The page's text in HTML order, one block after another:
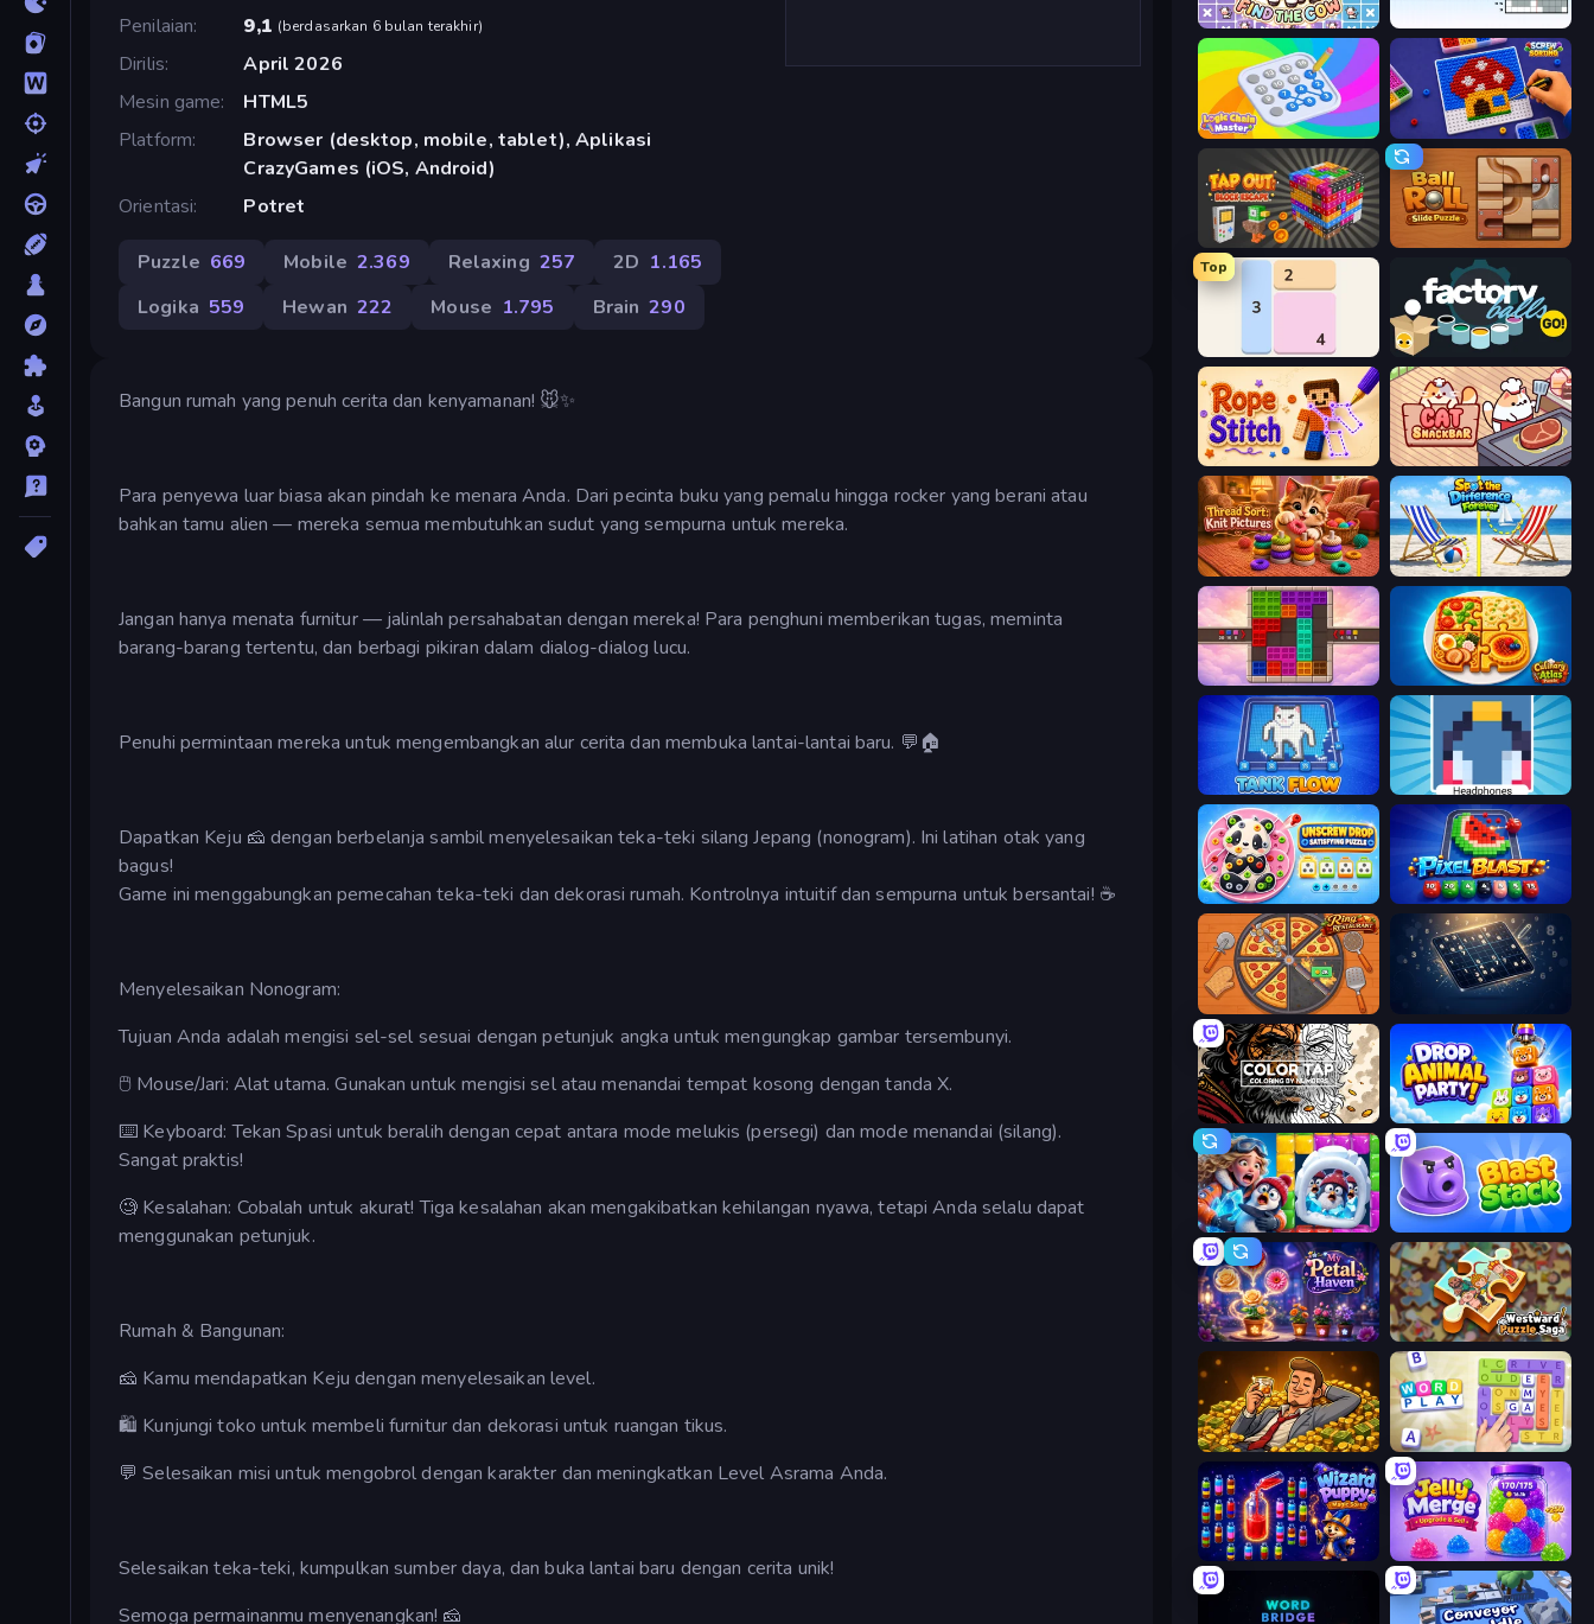
Penilaian
9,1 (berdasarkan 6 bulan terakhir)
Dirilis
April 2026
Mesin game
HTML5
Platform
Browser (desktop, mobile, tablet), Aplikasi
CrazyGames (iOS, Android)
Orientasi
Potret
Puzzle 669 Mobile 2.369 Relaxing 257 2D 1.165
Logika 559 Hewan 222 Mouse 1.795 Brain 290
Bangun rumah yang penuh cerita dan kenyamanan! 🐭✨
Para penyewa luar biasa akan pindah ke menara Anda. Dari pecinta buku yang pemalu hingga rocker yang berani atau
bahkan tamu alien — mereka semua membutuhkan sudut yang sempurna untuk mereka.
Jangan hanya menata furnitur — jalinlah persahabatan dengan mereka! Para penghuni memberikan tugas, meminta
barang-barang tertentu, dan berbagi pikiran dalam dialog-dialog lucu.
Penuhi permintaan mereka untuk mengembangkan alur cerita dan membuka lantai-lantai baru. 💬🏠
Dapatkan Keju 🧀 dengan berbelanja sambil menyelesaikan teka-teki silang Jepang (nonogram). Ini latihan otak yang
bagus!
Game ini menggabungkan pemecahan teka-teki dan dekorasi rumah. Kontrolnya intuitif dan sempurna untuk bersantai! ☕️
Menyelesaikan Nonogram:
Tujuan Anda adalah mengisi sel-sel sesuai dengan petunjuk angka untuk mengungkap gambar tersembunyi.
🖱️ Mouse/Jari: Alat utama. Gunakan untuk mengisi sel atau menandai tempat kosong dengan tanda X.
⌨️ Keyboard: Tekan Spasi untuk beralih dengan cepat antara mode melukis (persegi) dan mode menandai (silang).
Sangat praktis!
🧐 Kesalahan: Cobalah untuk akurat! Tiga kesalahan akan mengakibatkan kehilangan nyawa, tetapi Anda selalu dapat
menggunakan petunjuk.
Rumah & Bangunan:
🧀 Kamu mendapatkan Keju dengan menyelesaikan level.
🛍️ Kunjungi toko untuk membeli furnitur dan dekorasi untuk ruangan tikus.
💬 Selesaikan misi untuk mengobrol dengan karakter dan meningkatkan Level Asrama Anda.
Selesaikan teka-teki, kumpulkan sumber daya, dan buka lantai baru dengan cerita unik!
Semoga permainanmu menyenangkan! 🧀
Find The Cow
Logic Chain Master Screw Sorting
Tap Out: Block Escape
Top
Shikaku Puzzle Factory Balls Go!
Rope Stitch Puzzle Cat Snack Bar
Thread Sort: Knit Pictures Spot the Difference Forever
Color Cube Puzzle Culinary Atlas
TankFlow.io Nonogram
Unscrew Drop: Satisfying Puzzle Pixel Blast
Ring Restaurant
Color Tap: Coloring by Numbers Drop Animal Party
Captain Blast Blast Stack
My Petal Haven Westward Puzzle Saga
Idle Billionaire Tycoon Word Play
Wizard Puppy: Magic Sort Jelly Merge: Upgrade & Sell